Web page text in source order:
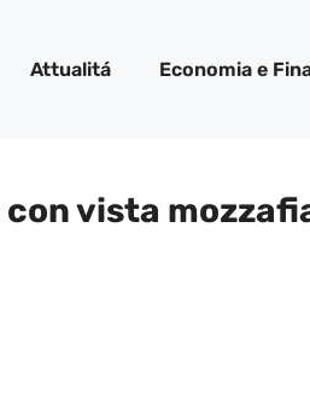
Attualitá Economia e
vista